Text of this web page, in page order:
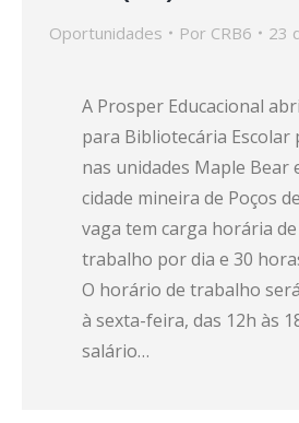
Oportunidades Por CRB6 23
A Prosper Educacional
para Bibliotecária Escolar
nas unidades Maple Bear
cidade mineira de Poços
vaga tem carga horária
trabalho por dia e 30
O horário de trabalho
à sexta-feira, das 12h às
salário…